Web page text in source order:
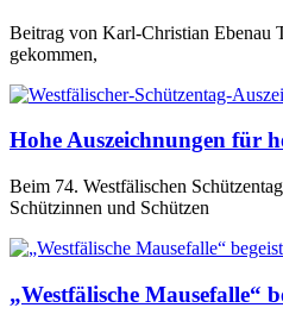
Beitrag von Karl-Christian Ebenau
gekommen,
Hohe Auszeichnungen für
Beim 74. Westfälischen
Schützinnen und Schützen
„Westfälische Mausefalle“